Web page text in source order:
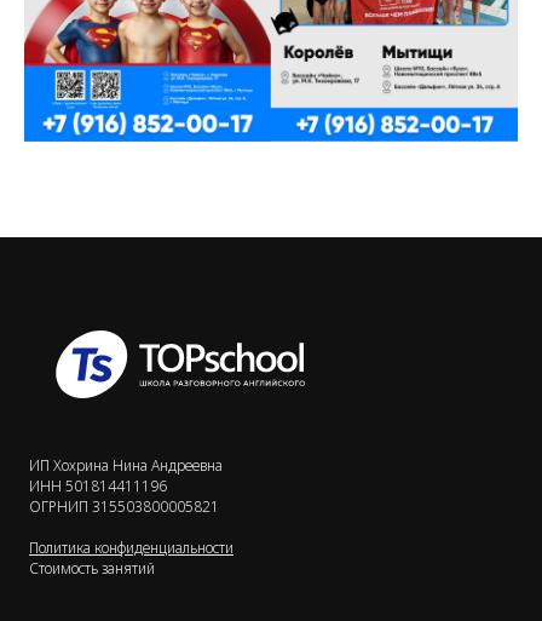
ИП Хохрина Нина Андреевна
ИНН 501814411196
ОГРНИП 315503800005821
Политика конфиденциальности
Стоимость занятий